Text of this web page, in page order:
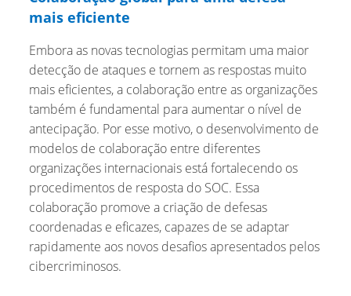
mais eficiente
Embora as novas tecnologias permitam uma maior
detecção de ataques e tornem as respostas muito
mais eficientes, a colaboração entre as organizações
também é fundamental para aumentar o nível de
antecipação. Por esse motivo, o desenvolvimento de
modelos de colaboração entre diferentes
organizações internacionais está fortalecendo os
procedimentos de resposta do SOC. Essa
colaboração promove a criação de defesas
coordenadas e eficazes, capazes de se adaptar
rapidamente aos novos desafios apresentados pelos
cibercriminosos.